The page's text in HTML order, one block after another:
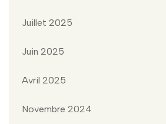
Juillet 2025
Juin 2025
Avril 2025
Novembre 2024